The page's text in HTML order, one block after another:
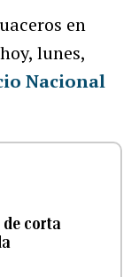
en
lunes,
Nacional
corta